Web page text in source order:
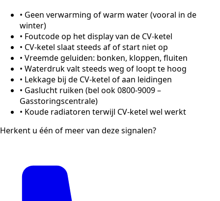
• Geen verwarming of warm water (vooral in de
winter)
• Foutcode op het display van de CV-ketel
• CV-ketel slaat steeds af of start niet op
• Vreemde geluiden: bonken, kloppen, fluiten
• Waterdruk valt steeds weg of loopt te hoog
• Lekkage bij de CV-ketel of aan leidingen
• Gaslucht ruiken (bel ook 0800-9009 –
Gasstoringscentrale)
• Koude radiatoren terwijl CV-ketel wel werkt
Herkent u één of meer van deze signalen?